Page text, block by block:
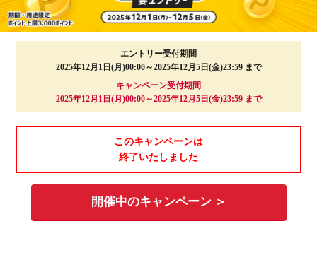
エントリー受付期間
2025年12月1日(月)00:00～2025年12月5日(金)23:59 まで
キャンペーン受付期間
2025年12月1日(月)00:00～2025年12月5日(金)23:59 まで
このキャンペーンは
終了いたしました
開催中のキャンペーン ＞